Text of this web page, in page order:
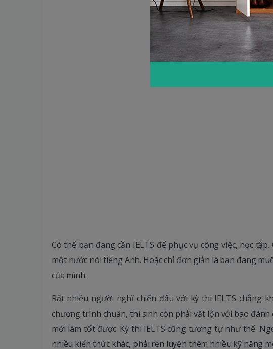
Có thể bạn đang cần IELTS để phục vụ công việc, học
một nước nói tiếng Anh. Hoặc chỉ đơn giản là bạn đang
của mình.
Rất nhiều người nghĩ chiến đấu với kỳ thi IELTS chẳng
chương trình chuẩn, thí sinh còn phải vật lộn với bao
mới làm tốt được. Kỳ thi IELTS cũng tương tự như thế.
nhiều kiến thức khác, phải rèn luyện thêm nhiều kỹ năng